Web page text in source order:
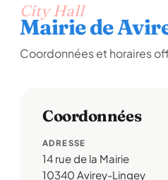
City Hall
Mairie de
Coordonnées et horaires
Coordonnées
ADRESSE
14 rue de la Mairie
10340 Avirey-Lingey